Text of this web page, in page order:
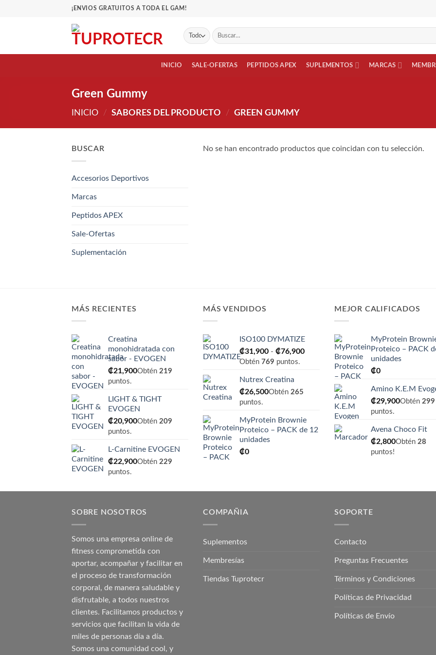
¡ENVIOS GRATUITOS A TODA EL GAM!
Buscar
por:
INICIO SALE-OFERTAS PEPTIDOS APEX SUPLEMENTOS MARCAS
Green Gummy
INICIO / SABORES DEL PRODUCTO / GREEN GUMMY
BUSCAR
Accesorios Deportivos
Marcas
Peptidos APEX
Sale-Ofertas
Suplementación
No se han encontrado productos que coincidan con tu selección.
MÁS RECIENTES
Creatina
monohidratada con
sabor - EVOGEN
₡21,900Obtén 219
puntos.
LIGHT & TIGHT
EVOGEN
₡20,900Obtén 209
puntos.
L-Carnitine EVOGEN
₡22,900Obtén 229
puntos.
MÁS VENDIDOS
ISO100 DYMATIZE
₡31,900 - ₡76,900Rango
Obtén 769 puntos.
Nutrex Creatina
₡26,500Obtén 265
puntos.
MyProtein Brownie
Proteico – PACK de 12
unidades
₡0
MEJOR CALIFICADOS
MyProtein
Proteico – PACK
unidades
₡0
Amino K.E.M
₡29,900Obtén 299
puntos.
Avena Choco Fit
₡2,800Obtén 28
puntos!
SOBRE NOSOTROS
Somos una empresa online de
fitness comprometida con
aportar, acompañar y facilitar en
el proceso de transformación
corporal, de manera saludable y
disfrutable, a todos nuestros
clientes. Facilitamos productos y
servicios que facilitan la vida de
miles de personas día a día.
Somos una comunidad cool, y
COMPAÑIA
Suplementos
Membresías
Tiendas Tuprotecr
SOPORTE
Contacto
Preguntas Frecuentes
Términos y Condiciones
Políticas de Privacidad
Políticas de Envío